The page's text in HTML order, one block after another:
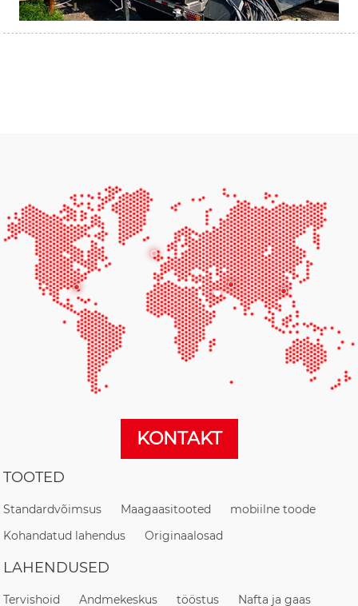
KONTAKT
TOOTED
Standardvõimsus Maagaasitooted
mobiilne toode
Kohandatud lahendus
Originaalosad
LAHENDUSED
Tervishoid Andmekeskus tööstus Nafta ja gaas